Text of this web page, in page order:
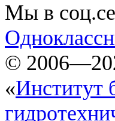
Мы в
©
«Институт